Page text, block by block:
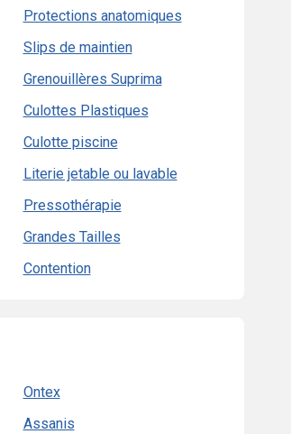
Protections anatomiques
Slips de maintien
Grenouillères Suprima
Culottes Plastiques
Culotte piscine
Literie jetable ou lavable
Pressothérapie
Grandes Tailles
Contention
Ontex
Assanis